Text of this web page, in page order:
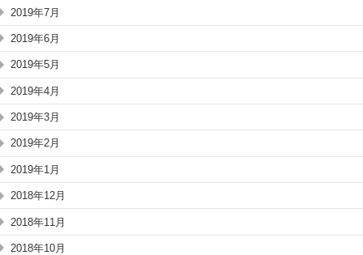
2019年7月
2019年6月
2019年5月
2019年4月
2019年3月
2019年2月
2019年1月
2018年12月
2018年11月
2018年10月